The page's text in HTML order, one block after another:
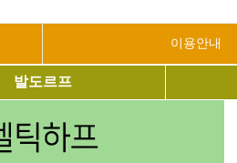
이용안내
발도르프